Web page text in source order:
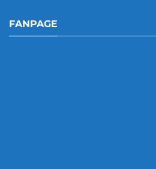
FANPAGE